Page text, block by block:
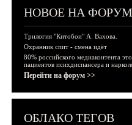
НОВОЕ НА
Трилогия "Китобои" А. Вахова.
Охранник спит - смена идёт
80% российского медиаконтента
пациентов психдиспансера и
Перейти на форум >>
ОБЛАКО ТЕГОВ